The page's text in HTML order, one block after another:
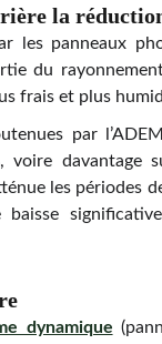
la
les panneaux
du
frais et plus
par
, voire davantage
les périodes
dynamique